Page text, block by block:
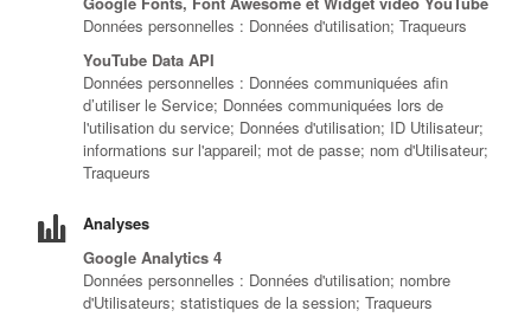
Données personnelles : Données d'utilisation; Traqueurs
YouTube Data API
Données personnelles : Données communiquées afin
d’utiliser le Service; Données communiquées lors de
l'utilisation du service; Données d'utilisation; ID Utilisateur;
informations sur l'appareil; mot de passe; nom d'Utilisateur;
Traqueurs
Analyses
Google Analytics 4
Données personnelles : Données d'utilisation; nombre
d'Utilisateurs; statistiques de la session; Traqueurs